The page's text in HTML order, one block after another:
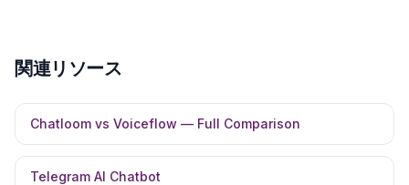
関連リソース
Chatloom vs Voiceflow — Full Comparison
Telegram AI Chatbot